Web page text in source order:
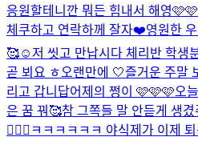
응원할테니깐 뭐든 힘내서 해영🩷🩷
체쿠하고 연락하께 잘자❤️영원한
🥰☺️저 씻고 만납시다 체리반 학생
곧 뵈요 ㅎ오랜만에 🤍즐거운 주말
리고 갑니답어제의 쩡이 🩷🩷🩷오
은 꿈 꿔🥰참 그쪽들 말 안듣게 생겼
🤦🏻‍♀️ ㅋㅋㅋㅋㅋㅋ 야식제가 이제